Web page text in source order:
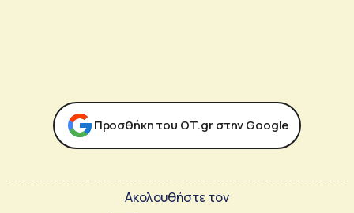
Προσθήκη του ΟΤ.gr στην Google
Ακολουθήστε τον